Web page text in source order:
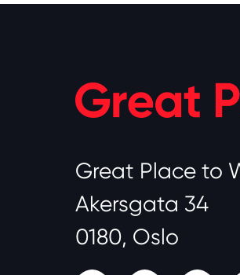
Great Place to
Akersgata 34
0180, Oslo